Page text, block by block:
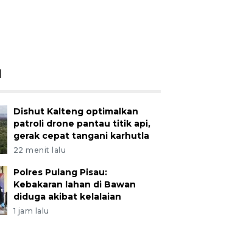
Dishut Kalteng optimalkan
patroli drone pantau titik api,
gerak cepat tangani karhutla
22 menit lalu
Polres Pulang Pisau:
Kebakaran lahan di Bawan
diduga akibat kelalaian
1 jam lalu